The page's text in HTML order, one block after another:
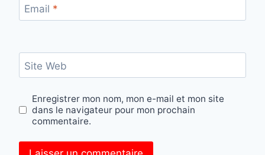
Email *
Site Web
Enregistrer mon nom, mon e-mail et mon site
dans le navigateur pour mon prochain
commentaire.